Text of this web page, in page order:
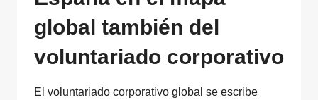
global también del
voluntariado corporativo
El voluntariado corporativo global se escribe